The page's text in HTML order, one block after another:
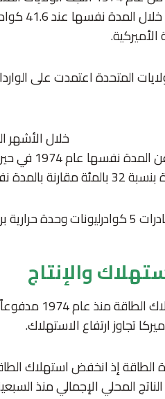
حين كان
في عام 1974.
في عام 2024.
والإنتاج
ورغم استمرار
تجاوز ارتفاع الاستهلاك.
الطاقة إذ انخفض استهلاك
المحلي الإجمالي منذ